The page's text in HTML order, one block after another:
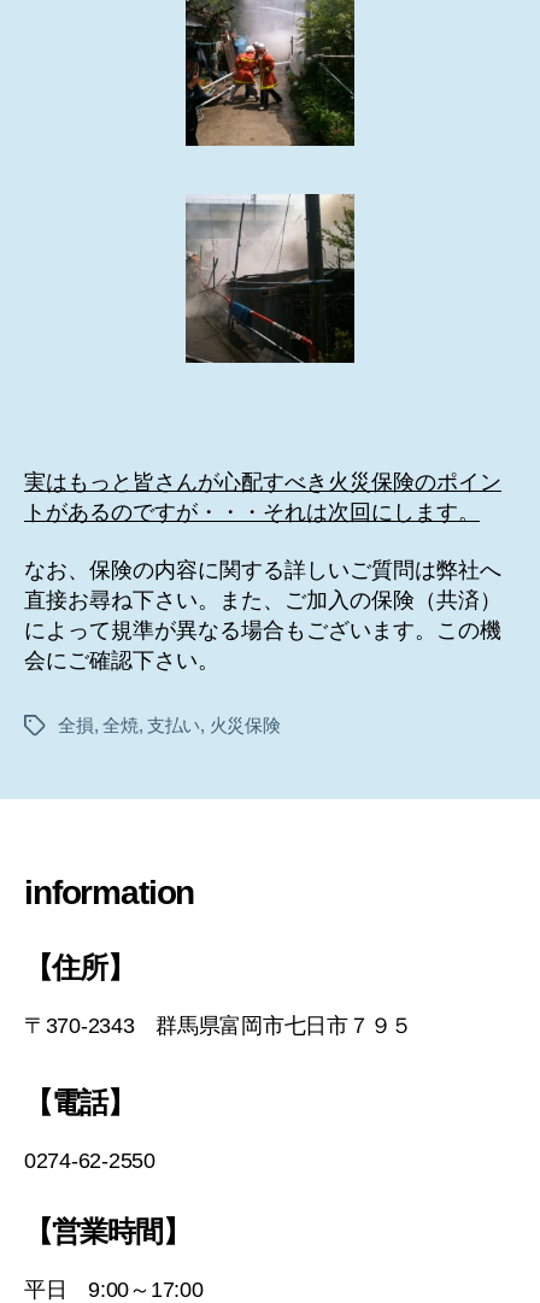
実はもっと皆さんが心配すべき火災保険のポイン
トがあるのですが・・・それは次回にします。
なお、保険の内容に関する詳しいご質問は弊社へ
直接お尋ね下さい。また、ご加入の保険（共済）
によって規準が異なる場合もございます。この機
会にご確認下さい。
タ
全損, 全焼, 支払い, 火災保険
information
【住所】
〒370-2343 群馬県富岡市七日市７９５
【電話】
0274-62-2550
【営業時間】
平日 9:00～17:00